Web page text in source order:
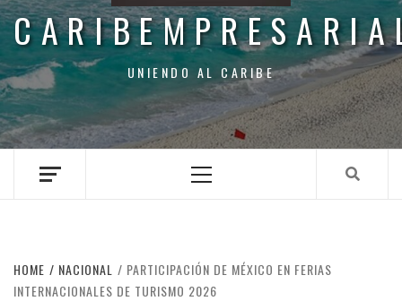
UNIENDO AL CARIBE
Menu
HOME NACIONAL
PARTICIPACIÓN DE MÉXICO EN FERIAS
INTERNACIONALES DE TURISMO 2026